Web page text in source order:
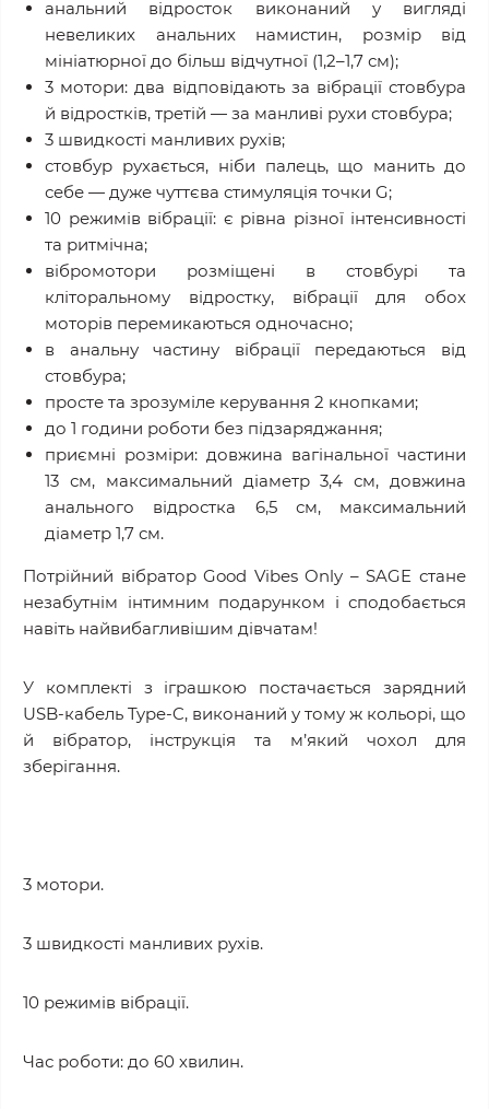
анальний відросток виконаний у вигляді
невеликих анальних намистин, розмір від
мініатюрної до більш відчутної (1,2–1,7 см);
3 мотори: два відповідають за вібрації стовбура
й відростків, третій — за манливі рухи стовбура;
3 швидкості манливих рухів;
стовбур рухається, ніби палець, що манить до
себе — дуже чуттєва стимуляція точки G;
10 режимів вібрації: є рівна різної інтенсивності
та ритмічна;
вібромотори розміщені в стовбурі та
кліторальному відростку, вібрації для обох
моторів перемикаються одночасно;
в анальну частину вібрації передаються від
стовбура;
просте та зрозуміле керування 2 кнопками;
до 1 години роботи без підзаряджання;
приємні розміри: довжина вагінальної частини
13 см, максимальний діаметр 3,4 см, довжина
анального відростка 6,5 см, максимальний
діаметр 1,7 см.
Потрійний вібратор Good Vibes Only – SAGE стане
незабутнім інтимним подарунком і сподобається
навіть найвибагливішим дівчатам!
У комплекті з іграшкою постачається зарядний
USB-кабель Type-C, виконаний у тому ж кольорі, що
й вібратор, інструкція та м’який чохол для
зберігання.
3 мотори.
3 швидкості манливих рухів.
10 режимів вібрації.
Час роботи: до 60 хвилин.